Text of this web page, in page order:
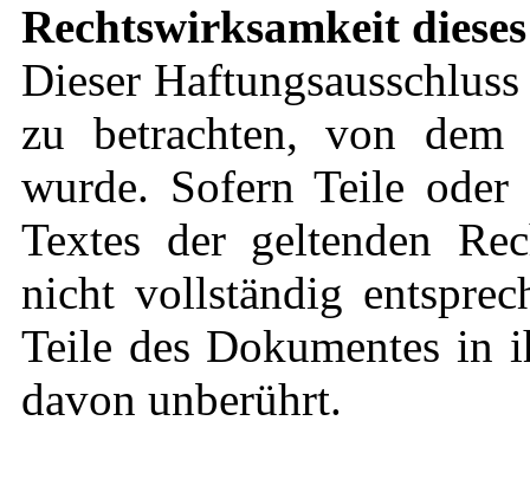
Rechtswirksamkeit
Dieser
zu betrachten, von dem
wurde. Sofern Teile oder
Textes der geltenden
nicht vollständig
Teile des Dokumentes
davon unberührt.